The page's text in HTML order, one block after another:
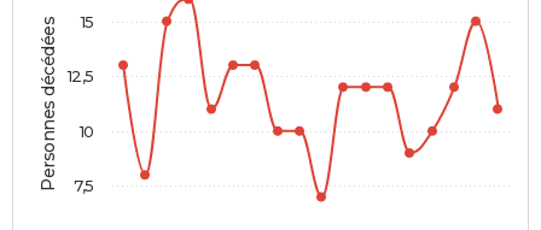
Personnes décédées 7,5
10
12,5
15